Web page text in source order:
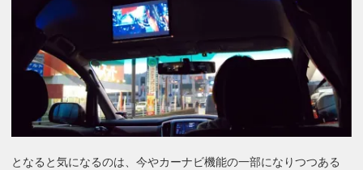
となると気になるのは、今やカーナビ機能の一部になりつつある